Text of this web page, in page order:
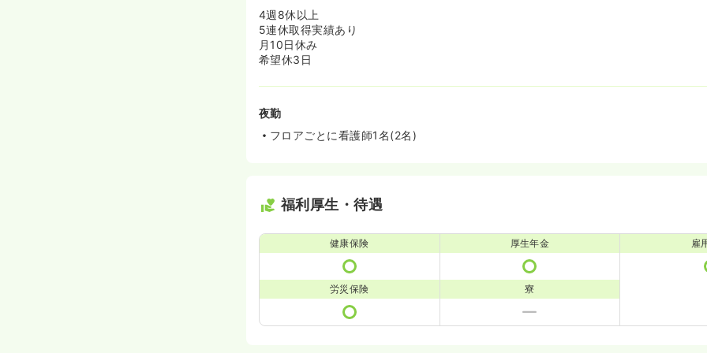
4週8休以上
5連休取得実績あり
月10日休み
希望休3日
夜勤
フロアごとに看護師1名(2名)
福利厚生・待遇
健康保険 厚生年金 雇
労災保険 寮